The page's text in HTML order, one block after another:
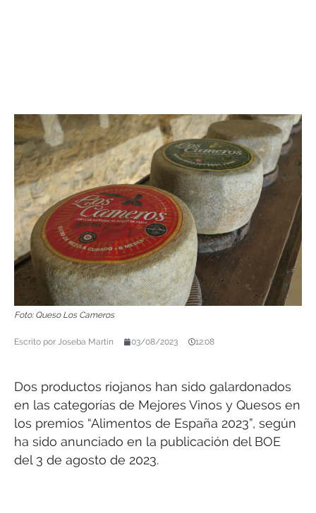
Foto: Queso Los Cameros
Escrito por Joseba Martín 03/08/2023 12:08
Dos productos riojanos han sido galardonados
en las categorías de Mejores Vinos y Quesos en
los premios “Alimentos de España 2023”, según
ha sido anunciado en la publicación del BOE
del 3 de agosto de 2023.